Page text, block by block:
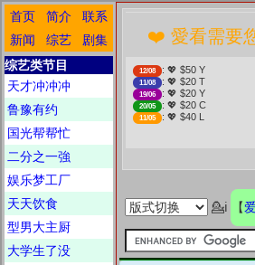
首页 简介
联系
新闻
综艺
剧集
综艺类节目
天才冲冲冲
鲁豫有约
国光帮帮忙
二分之一強
娱乐梦工厂
天天饮食
型男大主厨
大学生了没
❤️ 愛看需要您的支持
12/08 : 💖 $50 Y
11/08 : 💖 $20 T
19/06 : 💖 $20 Y
20/05 : 💖 $20 C
11/05 : 💖 $40 L
💁ℹ 【